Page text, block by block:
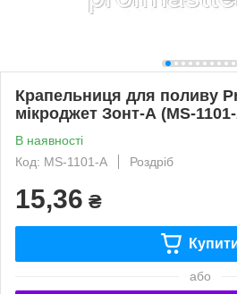
Крапельниця для поливу
мікроджет Зонт-А (MS-
В наявності
Код: MS-1101-A
Роздріб
15,36 ₴
або